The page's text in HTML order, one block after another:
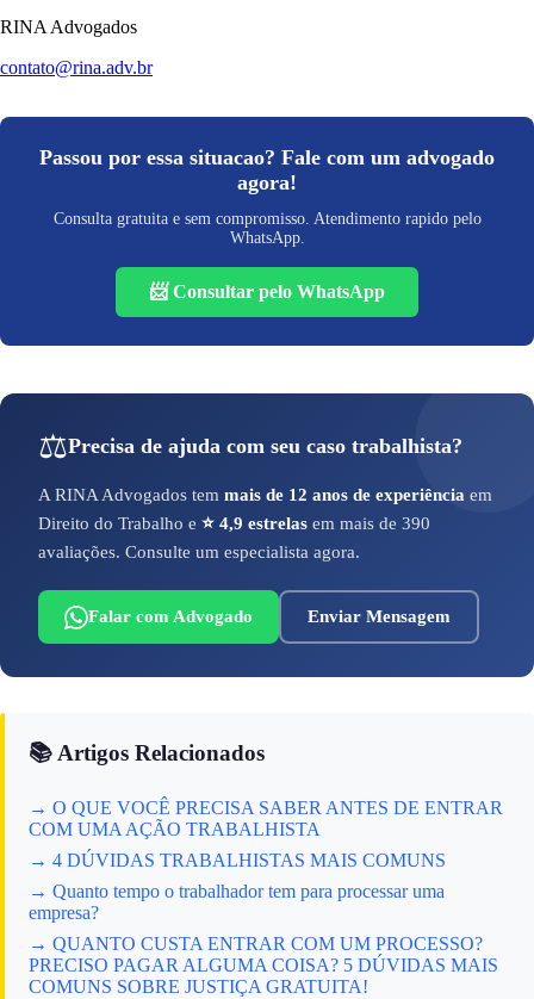
RINA Advogados
contato@rina.adv.br
Passou por essa situacao? Fale com um advogado
agora!
Consulta gratuita e sem compromisso. Atendimento rapido pelo
WhatsApp.
📨 Consultar pelo WhatsApp
⚖️Precisa de ajuda com seu caso trabalhista?
A RINA Advogados tem mais de 12 anos de experiência em
Direito do Trabalho e ⭐ 4,9 estrelas em mais de 390
avaliações. Consulte um especialista agora.
Falar com Advogado Enviar Mensagem
📚 Artigos Relacionados
→ O QUE VOCÊ PRECISA SABER ANTES DE ENTRAR
COM UMA AÇÃO TRABALHISTA
→ 4 DÚVIDAS TRABALHISTAS MAIS COMUNS
→ Quanto tempo o trabalhador tem para processar uma
empresa?
→ QUANTO CUSTA ENTRAR COM UM PROCESSO?
PRECISO PAGAR ALGUMA COISA? 5 DÚVIDAS MAIS
COMUNS SOBRE JUSTIÇA GRATUITA!